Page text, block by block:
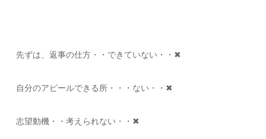
先ずは、返事の仕方・・できていない・・✖
自分のアピールできる所・・・ない・・✖
志望動機・・考えられない・・✖